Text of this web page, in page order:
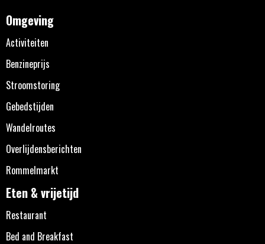
Omgeving
Activiteiten
Benzineprijs
Stroomstoring
Gebedstijden
Wandelroutes
Overlijdensberichten
Rommelmarkt
Eten & vrijetijd
Restaurant
Bed and Breakfast